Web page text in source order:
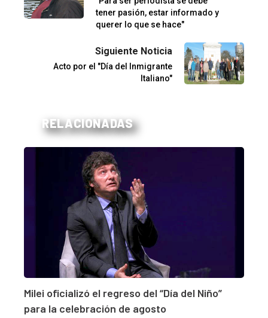
tener pasión, estar informado y
querer lo que se hace"
Siguiente Noticia
Acto por el "Día del Inmigrante
Italiano"
RELACIONADAS
Milei oficializó el regreso del “Día del Niño”
para la celebración de agosto